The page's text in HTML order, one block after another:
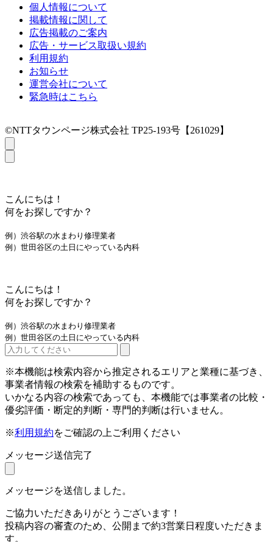
個人情報について
掲載情報に関して
広告掲載のご案内
広告・サービス取扱い規約
利用規約
お知らせ
運営会社について
緊急時はこちら
©NTTタウンページ株式会社 TP25-193号【261029】
こんにちは！
何をお探しですか？
例）渋谷駅の水まわり修理業者
例）世田谷区の土日にやっている内科
こんにちは！
何をお探しですか？
例）渋谷駅の水まわり修理業者
例）世田谷区の土日にやっている内科
※本機能は検索内容から推定されるエリアと業種に基づき、
事業者情報の検索を補助するものです。
いかなる内容の検索であっても、本機能では事業者の比較・
優劣評価・断定的判断・専門的判断は行いません。
※利用規約をご確認の上ご利用ください
メッセージ送信完了
メッセージを送信しました。
ご協力いただきありがとうございます！
投稿内容の審査のため、公開まで約3営業日程度いただきま
す。